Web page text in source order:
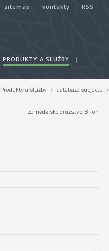
sitemap kontakty RSS
PRODUKTY A SLUŽBY
|
Produkty a služby › databáze subjektů ›
Zemědělské družstvo Brloh